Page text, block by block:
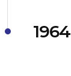
1964